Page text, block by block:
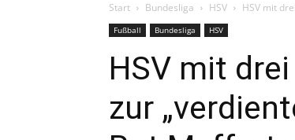
Start Bundesliga HSV HSV mit
Fußball Bundesliga HSV
HSV mit
zur